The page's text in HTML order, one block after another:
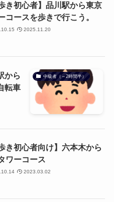
き初心者】品川駅から東京
コースを歩きで行こう。
2025.11.20
中級者（～2時間半）
から
転車
き初心者向け】六本木から
ワーコース
2023.03.02